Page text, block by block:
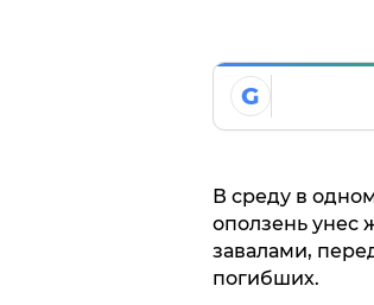
G
В среду в
оползень унес
завалами,
погибших.